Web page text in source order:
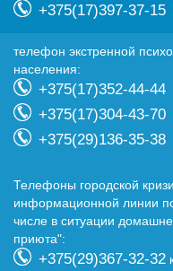
+375(17)397-37-15
телефон экстренной
населения:
+375(17)352-44-44
+375(17)304-43-70
+375(29)136-35-38
Телефоны городской
информационной линии
числе в ситуации
приюта":
+375(29)367-32-32